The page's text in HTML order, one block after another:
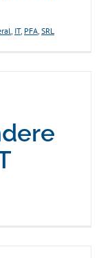
, IT, PFA, SRL